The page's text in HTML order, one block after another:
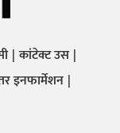
कांटेक्ट उस
इनफार्मेशन